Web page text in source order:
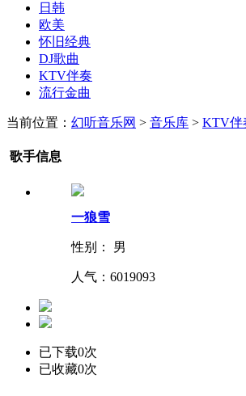
日韩
欧美
怀旧经典
DJ歌曲
KTV伴奏
流行金曲
当前位置： 幻听音乐网 > 音乐库 > KTV伴
歌手信息
一狼雪
性别： 男
人气： 6019093
已下载0次
已收藏0次